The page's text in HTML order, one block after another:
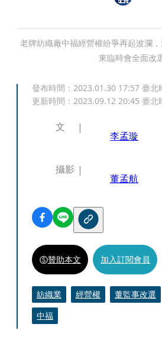
老牌紡織廠中福經營權紛爭再起波瀾
東臨時會全面改
發布時間： 2023.01.30 17:57 臺北
更新時間： 2023.09.12 20:45 臺北
文
李孟璇
攝影
董孟航
贊助本文 加入訂閱會員
紡織業 經營權 董監事改選
中福